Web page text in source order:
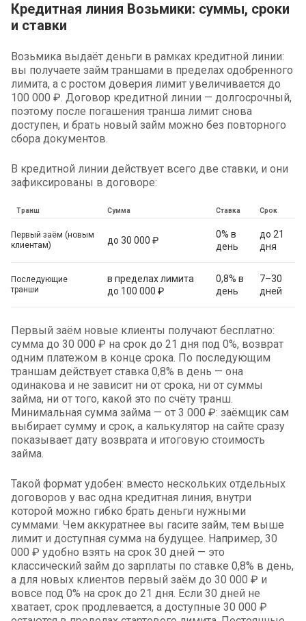
Кредитная линия Возьмики: суммы, сроки
и ставки
Возьмика выдаёт деньги в рамках кредитной линии:
вы получаете займ траншами в пределах одобренного
лимита, а с ростом доверия лимит увеличивается до
100 000 ₽. Договор кредитной линии — долгосрочный,
поэтому после погашения транша лимит снова
доступен, и брать новый займ можно без повторного
сбора документов.
В кредитной линии действует всего две ставки, и они
зафиксированы в договоре:
Транш Сумма Ставка Срок
Первый заём (новым
клиентам)
до 30 000 ₽
0% в
день
до 21
дня
Последующие
транши
в пределах лимита
до 100 000 ₽
0,8% в
день
7–30
дней
Первый заём новые клиенты получают бесплатно:
сумма до 30 000 ₽ на срок до 21 дня под 0%, возврат
одним платежом в конце срока. По последующим
траншам действует ставка 0,8% в день — она
одинакова и не зависит ни от срока, ни от суммы
займа, ни от того, какой это по счёту транш.
Минимальная сумма займа — от 3 000 ₽: заёмщик сам
выбирает сумму и срок, а калькулятор на сайте сразу
показывает дату возврата и итоговую стоимость
займа.
Такой формат удобен: вместо нескольких отдельных
договоров у вас одна кредитная линия, внутри
которой можно гибко брать деньги нужными
суммами. Чем аккуратнее вы гасите займ, тем выше
лимит и доступная сумма на будущее. Например, 30
000 ₽ удобно взять на срок 30 дней — это
классический займ до зарплаты по ставке 0,8% в день,
а для новых клиентов первый заём до 30 000 ₽ и
вовсе под 0% на срок до 21 дня. Если 30 дней не
хватает, срок продлевается, а доступные 30 000 ₽